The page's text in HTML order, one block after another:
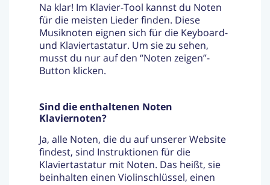
Na klar! Im Klavier-Tool kannst du Noten
für die meisten Lieder finden. Diese
Musiknoten eignen sich für die Keyboard-
und Klaviertastatur. Um sie zu sehen,
musst du nur auf den “Noten zeigen”-
Button klicken.
Sind die enthaltenen Noten
Klaviernoten?
Ja, alle Noten, die du auf unserer Website
findest, sind Instruktionen für die
Klaviertastatur mit Noten. Das heißt, sie
beinhalten einen Violinschlüssel, einen